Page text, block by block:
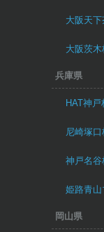
大阪天下
大阪茨木
兵庫県
HAT神戸
尼崎塚口
神戸名谷
姫路青山
岡山県